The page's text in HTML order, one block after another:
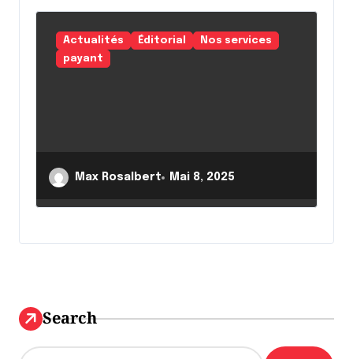
Actualités Éditorial
Nos services
payant
Max Rosalbert Mai 8, 2025
Search